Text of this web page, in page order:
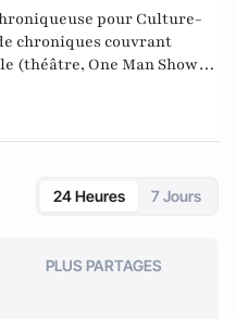
pour Culture-
chroniques couvrant
(théâtre, One Man Shows,
cinéma, expos, livres,
2013 par Jacques
24 Heures 7 Jours
PLUS PARTAGES